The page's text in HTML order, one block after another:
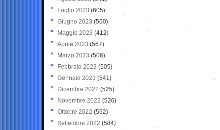
Luglio 2023 (605)
Giugno 2023 (560)
Maggio 2023 (412)
Aprile 2023 (567)
Marzo 2023 (506)
Febbraio 2023 (505)
Gennaio 2023 (541)
Dicembre 2022 (525)
Novembre 2022 (526)
Ottobre 2022 (552)
Settembre 2022 (584)